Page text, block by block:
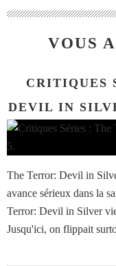
VOUS
CRITIQUES
DEVIL IN
The Terror: Devil in
avance sérieux dans la
Terror: Devil in Silver
Jusqu'ici, on flippait